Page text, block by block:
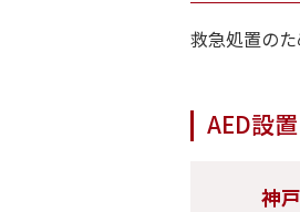
救急処置のた
AED設
神